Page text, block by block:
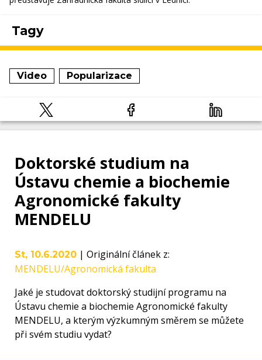
Tagy
Video Popularizace
Doktorské studium na
Ústavu chemie a biochemie
Agronomické fakulty
MENDELU
St, 10.6.2020 | Originální článek z:
MENDELU/Agronomická fakulta
Jaké je studovat doktorský studijní programu na
Ústavu chemie a biochemie Agronomické fakulty
MENDELU, a kterým výzkumným směrem se můžete
při svém studiu vydat?